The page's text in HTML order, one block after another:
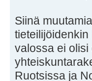
Siinä
valossa ei olisi
Ruotsissa ja